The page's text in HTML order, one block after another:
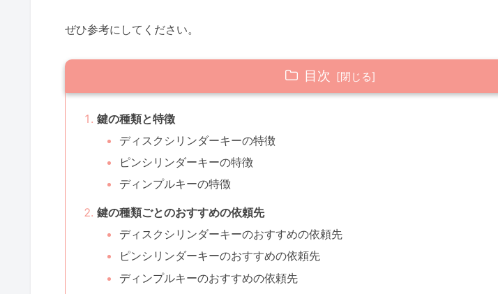
ぜひ参考にしてください。
目次
鍵の種類と特徴
ディスクシリンダーキーの特徴
ピンシリンダーキーの特徴
ディンプルキーの特徴
鍵の種類ごとのおすすめの依頼先
ディスクシリンダーキーのおすすめの依頼先
ピンシリンダーキーのおすすめの依頼先
ディンプルキーのおすすめの依頼先